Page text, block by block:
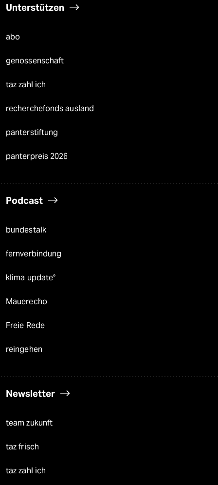
Unterstützen
abo
genossenschaft
taz zahl ich
recherchefonds ausland
panterstiftung
panterpreis 2026
Podcast
bundestalk
fernverbindung
klima update°
Mauerecho
Freie Rede
reingehen
Newsletter
team zukunft
taz frisch
taz zahl ich